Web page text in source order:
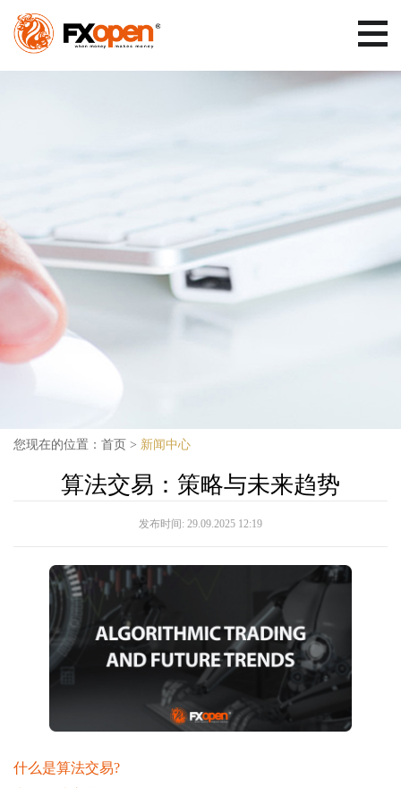
您现在的位置： 首页 > 新闻中心
算法交易：策略与未来趋势
发布时间: 29.09.2025 12:19
什么是算法交易?